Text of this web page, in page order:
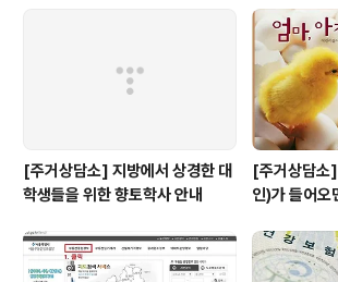
그런 것처럼 서로의 소개를 하여 간단하게 만든 음식을 나
눴어요. GMO와 관련한 이야기를 해보자고 모였기에 음식
을 준비하는데 꽤 신경썼었다는 사실 여러분은 알고 계셨
나요? 때마침 문을 닫은 혁신파크 생협과 코코..
[주거상담소] 지방에서 상경한 대
학생들을 위한 향토학사 안내
[주거상담소
인)가 들어오